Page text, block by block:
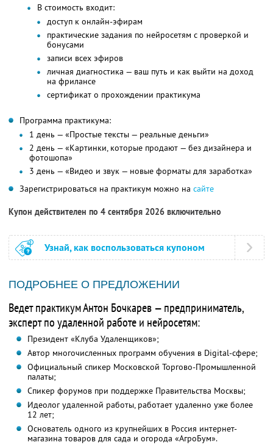
В стоимость входит:
доступ к онлайн-эфирам
практические задания по нейросетям с проверкой и
бонусами
записи всех эфиров
личная диагностика — ваш путь и как выйти на доход
на фрилансе
сертификат о прохождении практикума
Программа практикума:
1 день — «Простые тексты — реальные деньги»
2 день — «Картинки, которые продают — без дизайнера и
фотошопа»
3 день — «Видео и звук — новые форматы для заработка»
Зарегистрироваться на практикум можно на сайте
Купон действителен по 4 сентября 2026 включительно
Узнай, как воспользоваться купоном
ПОДРОБНЕЕ О ПРЕДЛОЖЕНИИ
Ведет практикум Антон Бочкарев — предприниматель,
эксперт по удаленной работе и нейросетям:
Президент «Клуба Удаленщиков»;
Автор многочисленных программ обучения в Digital-сфере;
Официальный спикер Московской Торгово-Промышленной
палаты;
Спикер форумов при поддержке Правительства Москвы;
Идеолог удаленной работы, работает удаленно уже более
12 лет;
Основатель одного из крупнейших в Россия интернет-
магазина товаров для сада и огорода «АгроБум».